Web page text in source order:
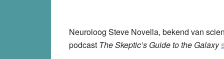
Neuroloog Steve Novella, bekend van
podcast The Skeptic’s Guide to the Galaxy